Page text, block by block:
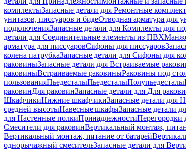
комплектыЗапасные детали для Ремонтные
унитазов, писсуаров и бидеОтводная арматура для
подключенияЗапасные детали для Комплекты для
детали для Соединительные элементы из ПВХ
арматура для писсуаровCифоны для писсуаров
колена патрубкаЗапасные детали для Сифоны для
раковиныЗапасные детали для Встраиваемые
раковиныВстраиваемые раковиныРаковины под
пользованияПьедесталыПьедесталыПолупьедесталы
раковинДля раковинЗапасные детали для Для
ШкафчикиНижние шкафчикиЗапасные детали для
средней высотыНавесные шкафыЗапасные детали
для Настенные полкиПринадлежностиПерегородки
Смесители для раковинВертикальный монтаж,
Вертикальный монтаж, питание от батарей
однорычажный смесительЗапасные детали для